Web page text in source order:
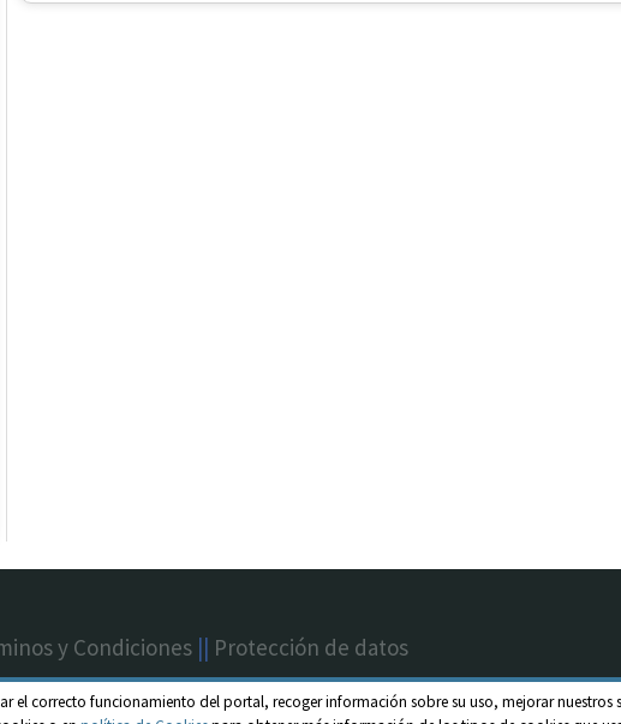
el correcto funcionamiento del portal, recoger información sobre su uso, mejorar
y Condiciones || Protección de datos